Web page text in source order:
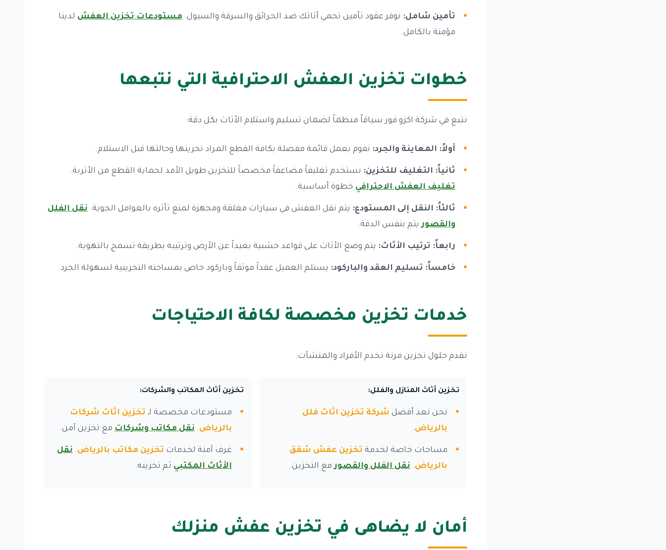
تأمين شامل: نوفر عقود تأمين تحمي أثاثك ضد الحرائق والسرقة والسيول. مستودعات تخزين العفش لدينا
مؤمنة بالكامل.
خطوات تخزين العفش الاحترافية التي نتبعها
نتبع في شركة اكزو فور سياقاً منظماً لضمان تسليم واستلام الأثاث بكل دقة:
أولاً: المعاينة والجرد: نقوم بعمل قائمة مفصلة بكافة القطع المراد تخزينها وحالتها قبل الاستلام.
ثانياً: التغليف للتخزين: نستخدم تغليفاً مضاعفاً مخصصاً للتخزين طويل الأمد لحماية القطع من الأتربة.
تغليف العفش الاحترافي خطوة أساسية.
ثالثاً: النقل إلى المستودع: يتم نقل العفش في سيارات مغلقة ومجهزة لمنع تأثره بالعوامل الجوية. نقل الفلل
والقصوريتم بنفس الدقة.
رابعاً: ترتيب الأثاث: يتم وضع الأثاث على قواعد خشبية بعيداً عن الأرض وترتيبه بطريقة تسمح بالتهوية.
خامساً: تسليم العقد والباركود: يستلم العميل عقداً موثقاً وباركود خاص بمساحته التخزينية لسهولة الجرد.
خدمات تخزين مخصصة لكافة الاحتياجات
نقدم حلول تخزين مرنة تخدم الأفراد والمنشآت:
تخزين أثاث المنازل والفلل:
نحن نعد أفضل شركة تخزين اثاث فلل
بالرياض.
مساحات خاصة لخدمة تخزين عفش شقق
بالرياض. نقل الفلل والقصورمع التخزين.
تخزين أثاث المكاتب والشركات:
مستودعات مخصصة لـ تخزين اثاث شركات
بالرياض. نقل مكاتب وشركات مع تخزين آمن.
غرف آمنة لخدمات تخزين مكاتب بالرياض. نقل
الأثاث المكتبي ثم تخزينه.
أمان لا يضاهى في تخزين عفش منزلك